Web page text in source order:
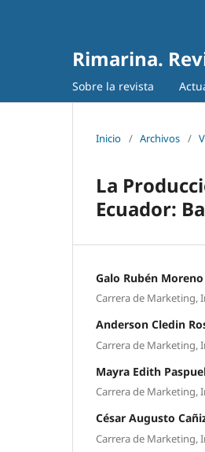
Rimarina.
Sobre la revista
Inicio / Archivos /
La
Ecuador:
Galo Rubén
Carrera de Marketing,
Anderson Cledin
Carrera de Marketing,
Mayra Edith
Carrera de Marketing,
César Augusto
Carrera de Marketing,